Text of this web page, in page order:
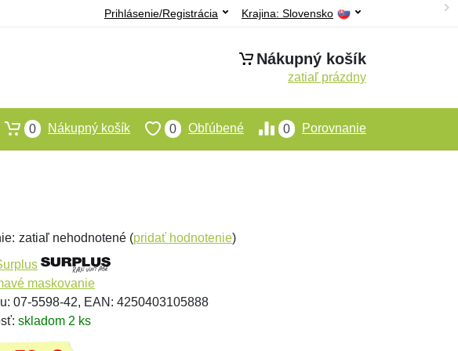
Krajina: Slovensko
Prihlásenie/Registrácia
Nákupný košík
zatiaľ prázdny
0 Porovnanie
0 Obľúbené
0 Nákupný košík
zatiaľ nehodnotené (pridať hodnotenie)
maskovanie
07-5598-42, EAN: 4250403105888
skladom 2 ks